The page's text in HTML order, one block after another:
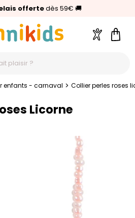
offertedès 59€ 🚚
2025 :Annikids N°1
5(24 000 avis clients)
Compte
enfants - carnaval > Collier perles roses
Licorne